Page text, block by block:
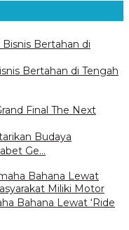
Bertahan di Tengah
Budaya
Ge…
Bahana Lewat ‘Ride